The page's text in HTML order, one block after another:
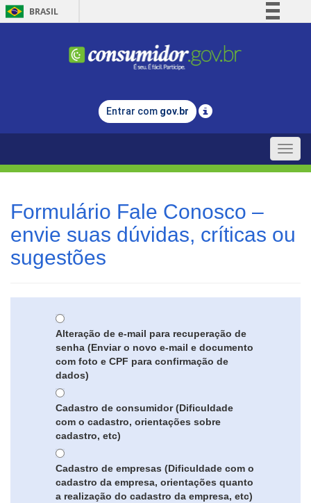
BRASIL
Comunica BR
Legislação
Entrar com gov.br
Toggle
Formulário Fale Conosco –
envie suas dúvidas, críticas ou
sugestões
Alteração de e-mail para recuperação de
senha (Enviar o novo e-mail e documento
com foto e CPF para confirmação de
dados)
Cadastro de consumidor (Dificuldade
com o cadastro, orientações sobre
cadastro, etc)
Cadastro de empresas (Dificuldade com o
cadastro da empresa, orientações quanto
a realização do cadastro da empresa, etc)